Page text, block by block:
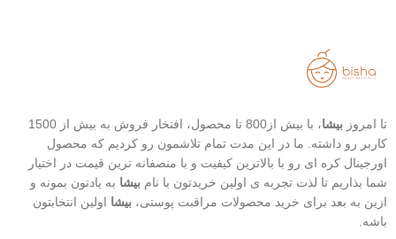
تا امروز بیشا
، با بیش از800 تا محصول، افتخار فروش به بیش از 1500
کاربر رو داشته. ما در این مدت تمام تلاشمون رو کردیم که محصول
اورجینال کره ای رو با بالاترین کیفیت و با منصفانه ترین قیمت در اختیار
شما بذاریم تا لذت تجربه ی اولین خریدتون با نام بیشا به یادتون بمونه و
ازین به بعد برای خرید محصولات مراقبت پوستی، بیشا اولین انتخابتون
باشه.